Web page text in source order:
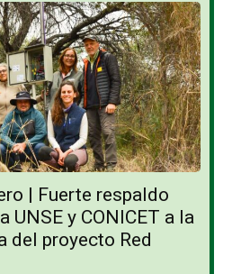
| Fuerte respaldo
UNSE y CONICET a la
del proyecto Red